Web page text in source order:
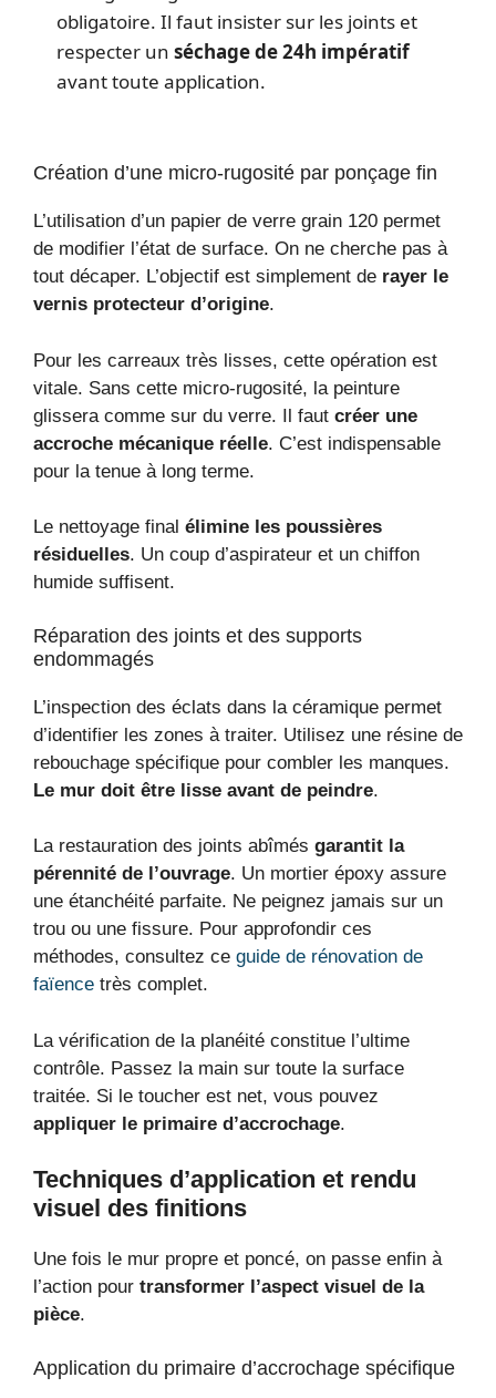
obligatoire. Il faut insister sur les joints et
respecter unséchage de 24h impératif
avant toute application.
Création d’une micro-rugosité par ponçage fin
L’utilisation d’un papier de verre grain 120 permet
de modifier l’état de surface. On ne cherche pas à
tout décaper. L’objectif est simplement de rayer le
vernis protecteur d’origine.
Pour les carreaux très lisses, cette opération est
vitale. Sans cette micro-rugosité, la peinture
glissera comme sur du verre. Il faut créer une
accroche mécanique réelle. C’est indispensable
pour la tenue à long terme.
Le nettoyage final élimine les poussières
résiduelles. Un coup d’aspirateur et un chiffon
humide suffisent.
Réparation des joints et des supports
endommagés
L’inspection des éclats dans la céramique permet
d’identifier les zones à traiter. Utilisez une résine de
rebouchage spécifique pour combler les manques.
Le mur doit être lisse avant de peindre.
La restauration des joints abîmés garantit la
pérennité de l’ouvrage. Un mortier époxy assure
une étanchéité parfaite. Ne peignez jamais sur un
trou ou une fissure. Pour approfondir ces
méthodes, consultez ce guide de rénovation de
faïence très complet.
La vérification de la planéité constitue l’ultime
contrôle. Passez la main sur toute la surface
traitée. Si le toucher est net, vous pouvez
appliquer le primaire d’accrochage.
Techniques d’application et rendu
visuel des finitions
Une fois le mur propre et poncé, on passe enfin à
l’action pour transformer l’aspect visuel de la
pièce.
Application du primaire d’accrochage spécifique